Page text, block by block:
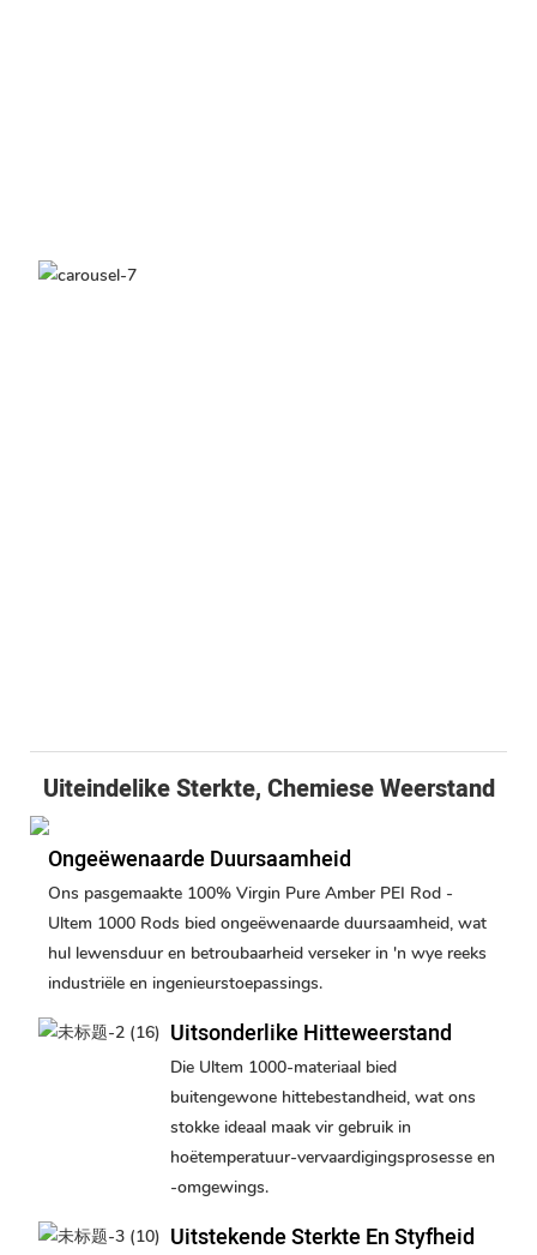
Uiteindelike Sterkte, Chemiese Weerstand
Ongeëwenaarde Duursaamheid
Ons pasgemaakte 100% Virgin Pure Amber PEI Rod -
Ultem 1000 Rods bied ongeëwenaarde duursaamheid, wat
hul lewensduur en betroubaarheid verseker in 'n wye reeks
industriële en ingenieurstoepassings.
Uitsonderlike Hitteweerstand
Die Ultem 1000-materiaal bied
buitengewone hittebestandheid, wat ons
stokke ideaal maak vir gebruik in
hoëtemperatuur-vervaardigingsprosesse en
-omgewings.
Uitstekende Sterkte En Styfheid